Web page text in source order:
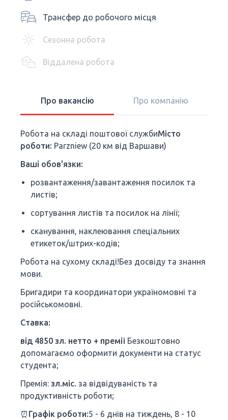
Трансфер до робочого місця
Сезонна робота
Віддалена робота
Про вакансію Про компанію
Робота на складі поштової службиМісто
роботи: Parzniew (20 км від Варшави)
Ваші обов'язки:
розвантаження/завантаження посилок та
листів;
сортування листів та посилок на лінії;
сканування, наклеювання спеціальних
етикеток/штрих-кодів;
Робота на сухому складі!Без досвіду та знання
мови.
Бригадири та координатори україномовні та
російськомовні.
Ставка:
від 4850 зл. нетто + премії Безкоштовно
допомагаємо оформити документи на статус
студента;
Премія: зл.міс. за відвідуваність та
продуктивність роботи;
⏰Графік роботи:5 - 6 днів на тиждень, 8 - 10